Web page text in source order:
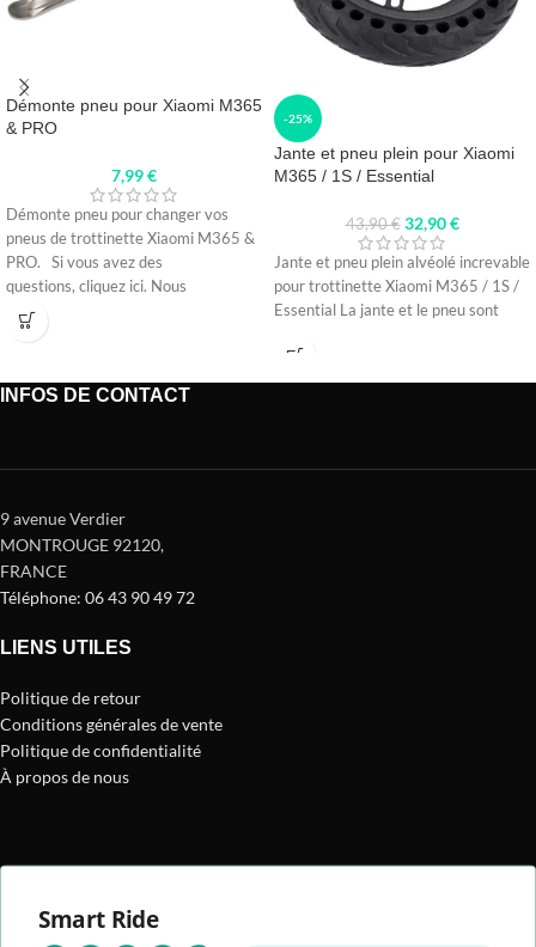
Démonte pneu pour Xiaomi M365
& PRO
7,99€
Démonte pneu pour changer vos
pneus de trottinette Xiaomi M365 &
PRO. Si vous avez des
questions, cliquez ici. Nous
-25%
Jante et pneu plein pour Xiaomi
M365 / 1S / Essential
43,90€ 32,90€
Jante et pneu plein alvéolé increvable
pour trottinette Xiaomi M365 / 1S /
Essential La jante et le pneu sont
INFOS DE CONTACT
9 avenue Verdier
MONTROUGE 92120,
FRANCE
Téléphone: 06 43 90 49 72
LIENS UTILES
Politique de retour
Conditions générales de vente
Politique de confidentialité
À propos de nous
Smart Ride